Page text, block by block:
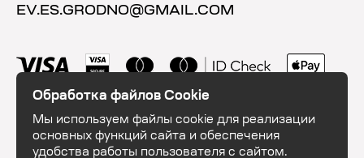
EV.ES.GRODNO@GMAIL.COM
Обработка файлов Cookie
Мы используем файлы cookie для реализации
основных функций сайта и обеспечения
удобства работы пользователя с сайтом.